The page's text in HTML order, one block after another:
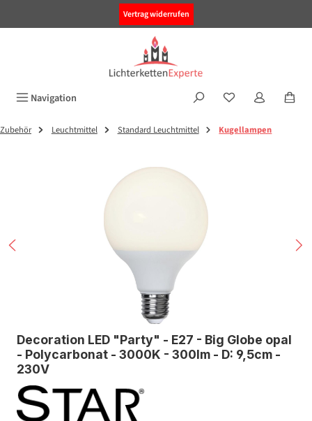
Vertrag widerrufen
Navigation
Zubehör Leuchtmittel Standard Leuchtmittel Kugellampen
Bildergalerie überspringen
Decoration LED "Party" - E27 - Big Globe opal
- Polycarbonat - 3000K - 300lm - D: 9,5cm -
230V